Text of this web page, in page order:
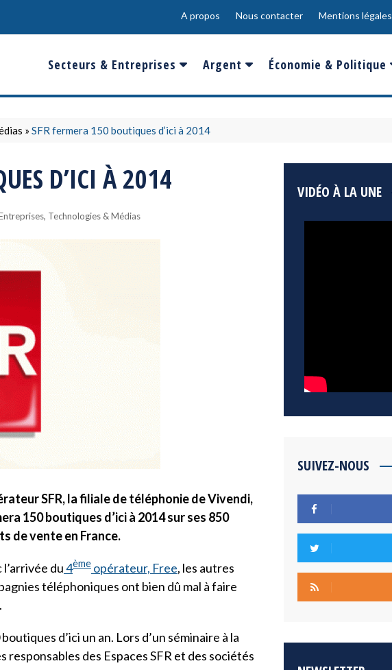
A propos Nous contacter Mentions légales
Secteurs & Entreprises
Banques & Finances
Conso & Distrib
Environnement
Argent
Salaire
Sport
Epargne & Placements
Économie & Politique
France
» SFR fermera 150 boutiques d’ici à 2014
D’ICI À 2014
, Technologies & Médias
SFR, la filiale de téléphonie de Vivendi,
150 boutiques d’ici à 2014 sur ses 850
de vente en France.
l’arrivée du4ème opérateur, Free, les autres
téléphoniques ont bien dû mal à faire
d’ici un an. Lors d’un séminaire à la
des Espaces SFR et des sociétés
VIDÉO À LA UNE
SUIVEZ-NOUS